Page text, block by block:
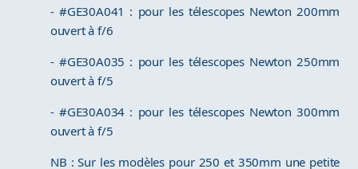
- #GE30A041 : pour les télescopes Newton 200mm
ouvert à f/6
- #GE30A035 : pour les télescopes Newton 250mm
ouvert à f/5
- #GE30A034 : pour les télescopes Newton 300mm
ouvert à f/5
NB : Sur les modèles pour 250 et 350mm une petite